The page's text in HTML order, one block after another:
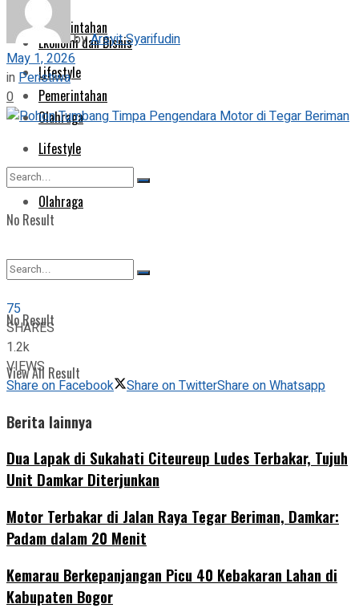
Pemerintahan
Lifestyle
Olahraga
No Result
View All Result
Ekonomi dan Bisnis
Pemerintahan
Lifestyle
Olahraga
No Result
View All Result
byArsyit Syarifudin
May 1, 2026
inPeristiwa
0
75
SHARES
1.2k
VIEWS
Share on Facebook
Share on TwitterShare on Whatsapp
Berita lainnya
Dua Lapak di Sukahati Citeureup Ludes Terbakar, Tujuh
Unit Damkar Diterjunkan
Motor Terbakar di Jalan Raya Tegar Beriman, Damkar:
Padam dalam 20 Menit
‎Kemarau Berkepanjangan Picu 40 Kebakaran Lahan di
Kabupaten Bogor